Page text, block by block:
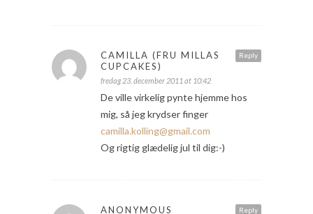
Reply
CAMILLA (FRU MILLAS
CUPCAKES)
fredag 23. december 2011 at 10:42
De ville virkelig pynte hjemme hos
mig, så jeg krydser finger
camilla.kolling@gmail.com
Og rigtig glædelig jul til dig:-)
Reply
ANONYMOUS